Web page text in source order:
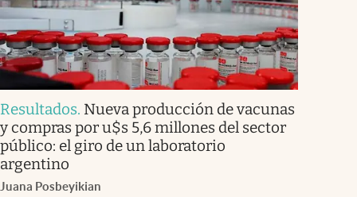
Resultados. Nueva producción de vacunas
y compras por u$s 5,6 millones del sector
público: el giro de un laboratorio
argentino
Juana Posbeyikian